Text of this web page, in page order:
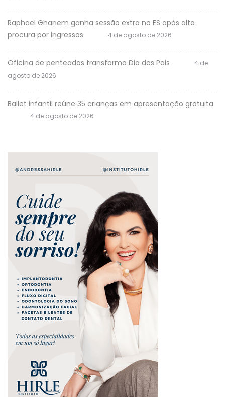
Raphael Ghanem ganha sessão extra no ES após alta
procura por ingressos
4 de agosto de 2026
Oficina de penteados transforma Dia dos Pais
4 de
agosto de 2026
Ballet infantil reúne 35 crianças em apresentação gratuita
4 de agosto de 2026